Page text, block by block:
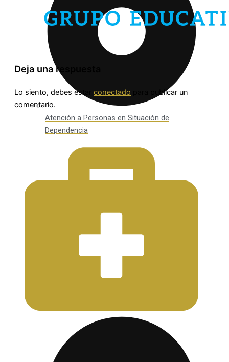
Atención a Personas en Situación de
Dependencia
Deja una respuesta
Lo siento, debes estar conectado para publicar un
comentario.